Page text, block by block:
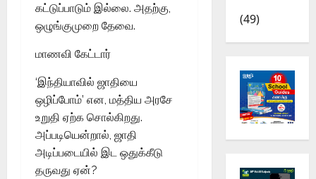
கட்டுப்பாடும் இல்லை. அதற்கு,
ஒழுங்குமுறை தேவை.
மாணவி கேட்டார்
‘இந்தியாவில் ஜாதியை
ஒழிப்போம்’ என, மத்திய அரசே
உறுதி ஏற்க சொல்கிறது.
அப்படியென்றால், ஜாதி
அடிப்படையில் இட ஒதுக்கீடு
தருவது ஏன்?
(49)